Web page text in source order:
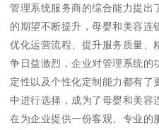
管理系统服务商的综合能力提出
的期望不断提升，母婴和美容连
优化运营流程、提升服务质量、
争日益激烈，企业对管理系统的
定性以及个性化定制能力都有了
中进行选择，成为了母婴和美容
在为企业提供一份客观、专业的